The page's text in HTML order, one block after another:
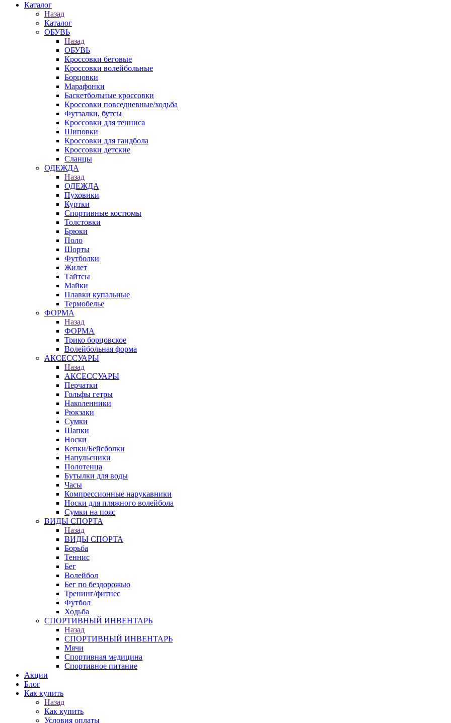
Каталог
Назад
Каталог
ОБУВЬ
Назад
ОБУВЬ
Кроссовки беговые
Кроссовки волейбольные
Борцовки
Марафонки
Баскетбольные кроссовки
Кроссовки повседневные/ходьба
Футзалки, бутсы
Кроссовки для тенниса
Шиповки
Кроссовки для гандбола
Кроссовки детские
Сланцы
ОДЕЖДА
Назад
ОДЕЖДА
Пуховики
Куртки
Спортивные костюмы
Толстовки
Брюки
Поло
Шорты
Футболки
Жилет
Тайтсы
Майки
Плавки купальные
Термобелье
ФОРМА
Назад
ФОРМА
Трико борцовское
Волейбольная форма
АКСЕССУАРЫ
Назад
АКСЕССУАРЫ
Перчатки
Гольфы гетры
Наколенники
Рюкзаки
Сумки
Шапки
Носки
Кепки/Бейсболки
Напульсники
Полотенца
Бутылки для воды
Часы
Компрессионные нарукавники
Носки для пляжного волейбола
Сумки на пояс
ВИДЫ СПОРТА
Назад
ВИДЫ СПОРТА
Борьба
Теннис
Бег
Волейбол
Бег по бездорожью
Тренинг/фитнес
Футбол
Ходьба
СПОРТИВНЫЙ ИНВЕНТАРЬ
Назад
СПОРТИВНЫЙ ИНВЕНТАРЬ
Мячи
Спортивная медицина
Спортивное питание
Акции
Блог
Как купить
Назад
Как купить
Условия оплаты